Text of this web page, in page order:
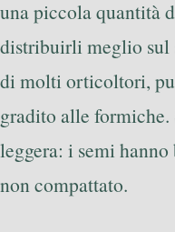
una piccola quantità
distribuirli meglio sul
di molti orticoltori,
gradito alle formiche.
leggera: i semi
non compattato.